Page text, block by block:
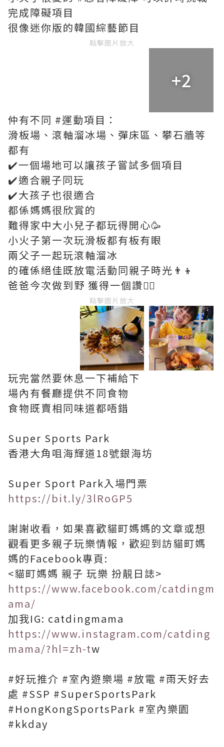
完成障礙項目
很像迷你版的韓國綜藝節目
點擊圖片放大
+2
仲有不同 #運動項目：
滑板場、滾軸溜冰場、彈床區、攀石牆等
都有
✔️一個場地可以讓孩子嘗試多個項目
✔️適合親子同玩
✔️大孩子也很適合
都係媽媽很欣賞的
難得家中大小兒子都玩得開心🥳
小火子第一次玩滑板都有板有眼
兩父子一起玩滾軸溜冰
的確係絕佳既放電活動同親子時光👨‍👦
爸爸今次做到野 獲得一個讚👍🏻
點擊圖片放大
玩完當然要休息一下補給下
場內有餐廳提供不同食物
食物既賣相同味道都唔錯
Super Sports Park
香港大角咀海輝道18號銀海坊
Super Sport Park入場門票
https://bit.ly/3lRoGP5
謝謝收看，如果喜歡貓町媽媽的文章或想
觀看更多親子玩樂情報，歡迎到訪貓町媽
媽的Facebook專頁:
<貓町媽媽 親子 玩樂 扮靚日誌>
https://www.facebook.com/catdingm
ama/
加我IG: catdingmama
https://www.instagram.com/catding
mama/?hl=zh-tw
#好玩推介 #室內遊樂場 #放電 #雨天好去
處 #SSP #SuperSportsPark
#HongKongSportsPark #室內樂園
#kkday